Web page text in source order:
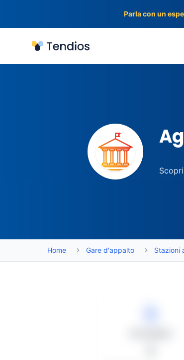
Parla con un
Tendios
Home Gare d'appalto Stazioni